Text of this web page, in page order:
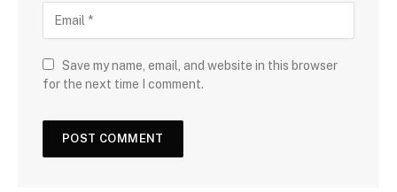
Save my name, email, and website in this browser
for the next time I comment.